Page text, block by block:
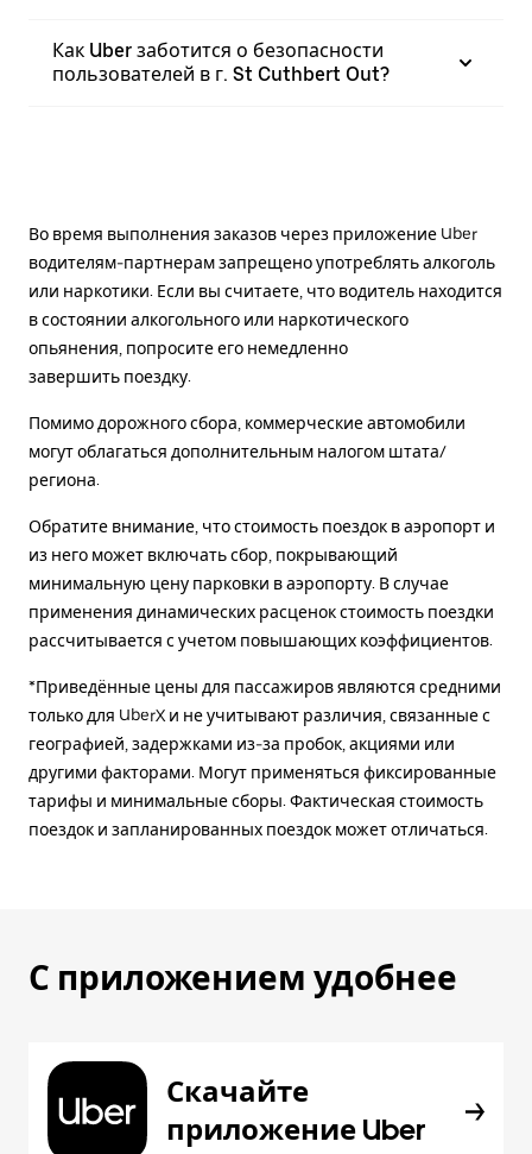
Как Uber заботится о безопасности
пользователей в г. St Cuthbert Out?
Во время выполнения заказов через приложение Uber
водителям-партнерам запрещено употреблять алкоголь
или наркотики. Если вы считаете, что водитель находится
в состоянии алкогольного или наркотического
опьянения, попросите его немедленно
завершить поездку.
Помимо дорожного сбора, коммерческие автомобили
могут облагаться дополнительным налогом штата/
региона.
Обратите внимание, что стоимость поездок в аэропорт и
из него может включать сбор, покрывающий
минимальную цену парковки в аэропорту. В случае
применения динамических расценок стоимость поездки
рассчитывается с учетом повышающих коэффициентов.
*Приведённые цены для пассажиров являются средними
только для UberX и не учитывают различия, связанные с
географией, задержками из-за пробок, акциями или
другими факторами. Могут применяться фиксированные
тарифы и минимальные сборы. Фактическая стоимость
поездок и запланированных поездок может отличаться.
С приложением удобнее
Скачайте
приложение Uber